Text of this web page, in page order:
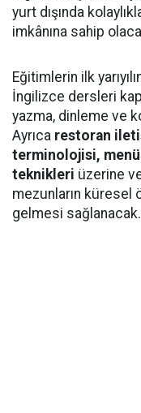
yurt dışında
imkânına sahip
Eğitimlerin ilk
İngilizce dersleri
yazma, dinleme ve
Ayrıca restoran
terminolojisi,
teknikleri üzerine
mezunların küresel
gelmesi sağlanacak.